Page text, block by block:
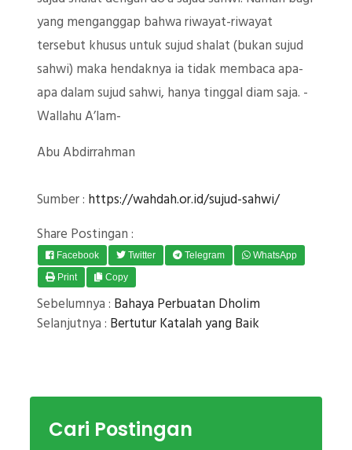
yang menganggap bahwa riwayat-riwayat
tersebut khusus untuk sujud shalat (bukan sujud
sahwi) maka hendaknya ia tidak membaca apa-
apa dalam sujud sahwi, hanya tinggal diam saja. -
Wallahu A’lam-
Abu Abdirrahman
Sumber : https://wahdah.or.id/sujud-sahwi/
Share Postingan :
Facebook Twitter Telegram
WhatsApp
Print
Copy
Sebelumnya : Bahaya Perbuatan Dholim
Selanjutnya : Bertutur Katalah yang Baik
Cari Postingan